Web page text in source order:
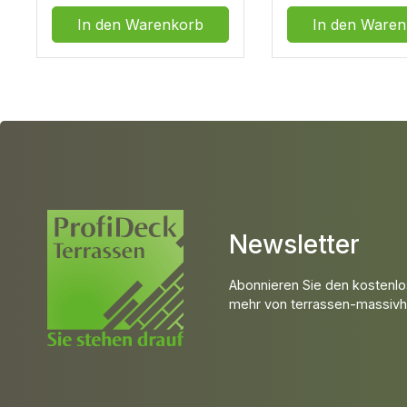
In den Warenkorb In den
Newsletter
Abonnieren Sie den
mehr von terrassen-